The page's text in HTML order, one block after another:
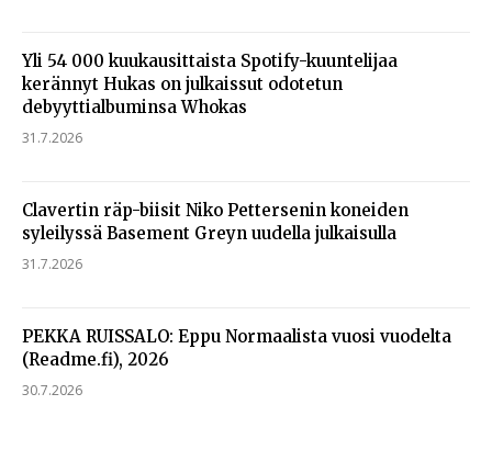
Yli 54 000 kuukausittaista Spotify-kuuntelijaa
kerännyt Hukas on julkaissut odotetun
debyyttialbuminsa Whokas
31.7.2026
Clavertin räp-biisit Niko Pettersenin koneiden
syleilyssä Basement Greyn uudella julkaisulla
31.7.2026
PEKKA RUISSALO: Eppu Normaalista vuosi vuodelta
(Readme.fi), 2026
30.7.2026